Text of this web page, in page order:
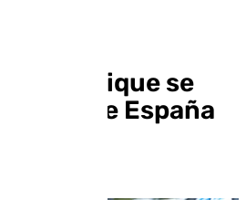
de Jubrique se
de España